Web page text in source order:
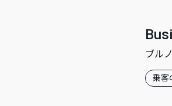
ブル
乗客